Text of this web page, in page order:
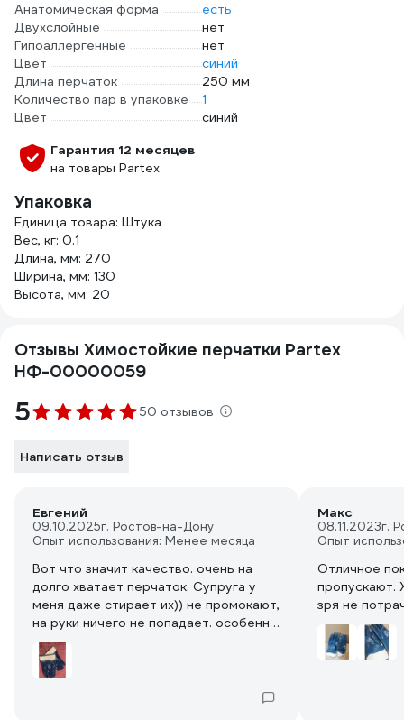
Анатомическая форма
есть
Двухслойные
нет
Гипоаллергенные
нет
Цвет
синий
Длина перчаток
250 мм
Количество пар в упаковке
1
Цвет
синий
Гарантия 12 месяцев
на товары Partex
Упаковка
Единица товара: Штука
Вес, кг: 0.1
Длина, мм: 270
Ширина, мм: 130
Высота, мм: 20
Отзывы Химостойкие перчатки Partex
НФ-00000059
5 50 отзывов
Написать отзыв
Евгений
09.10.2025г. Ростов-на-Дону
Опыт использования: Менее месяца
Вот что значит качество. очень на
долго хватает перчаток. Супруга у
меня даже стирает их)) не промокают,
на руки ничего не попадает. особенно
актуально когда с химией работаешь.
Макс
08.11.2023г.
Опыт
Отличное
пропускают.
зря не